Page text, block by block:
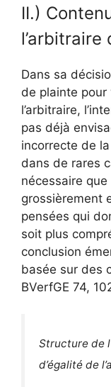
II.)
l’arbitraire
Dans sa
de plainte pour
l’arbitraire,
pas déjà
incorrecte de
dans de rares
nécessaire que
grossièrement
pensées qui
soit plus
conclusion
basée sur des
BVerfGE 74,
Structure de
d’égalité de